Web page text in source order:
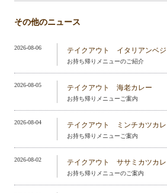
その他のニュース
2026-08-06 テイクアウト イタリアンベジ
お持ち帰りメニューのご紹介
2026-08-05 テイクアウト 海老カレー
お持ち帰りメニューご案内
2026-08-04 テイクアウト ミンチカツカレ
お持ち帰りメニューご案内
2026-08-02 テイクアウト ササミカツカレ
お持ち帰りメニューのご案内